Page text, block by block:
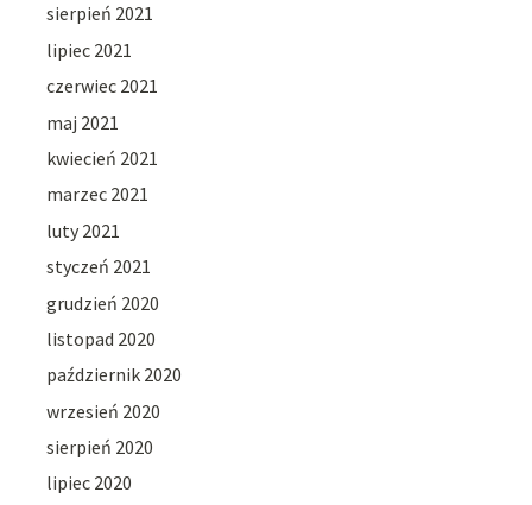
sierpień 2021
lipiec 2021
czerwiec 2021
maj 2021
kwiecień 2021
marzec 2021
luty 2021
styczeń 2021
grudzień 2020
listopad 2020
październik 2020
wrzesień 2020
sierpień 2020
lipiec 2020